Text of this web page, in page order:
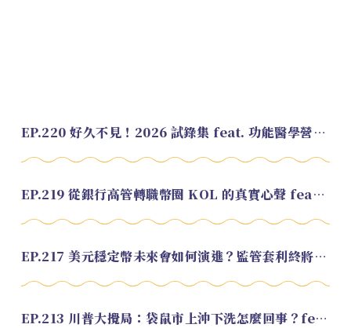
EP.220 好久不見！2026 試錄集 feat. 功能醫學營養師 美寶
EP.219 從銀行高管轉職幣圈 KOL 的真實心聲 feat.龜大
EP.217 美元穩定幣未來會如何演進？監管套利終將收斂？feat. 研究員 余哲安
EP.213 川普大攪局：袋鼠市上沖下洗怎麼回事？feat. Alvin